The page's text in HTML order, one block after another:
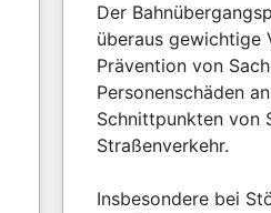
Der
überaus gewichtige
Prävention von
Personenschäden
Schnittpunkten von
Straßenverkehr.
Insbesondere bei